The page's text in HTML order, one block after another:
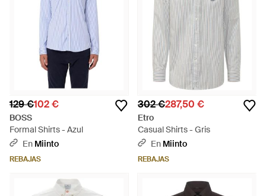
129 €102 €
BOSS
Formal Shirts - Azul
En Miinto
REBAJAS
302 €287,50 €
Etro
Casual Shirts - Gris
En Miinto
REBAJAS